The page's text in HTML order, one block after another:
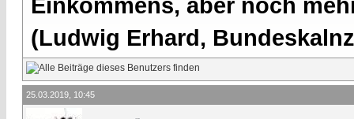
(Ludwig Erhard,
25.03.2019, 10:45